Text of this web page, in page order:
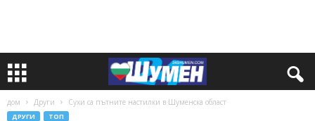
дом Други Сухи са пътните настилки в Шуменска област
ДРУГИ ТОП